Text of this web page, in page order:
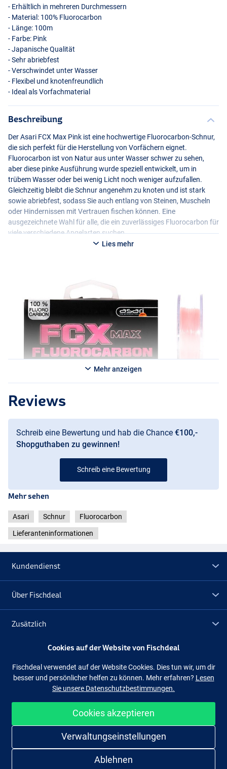
- Erhältlich in mehreren Durchmessern
- Material: 100% Fluorocarbon
- Länge: 100m
- Farbe: Pink
- Japanische Qualität
- Sehr abriebfest
- Verschwindet unter Wasser
- Flexibel und knotenfreundlich
- Ideal als Vorfachmaterial
Beschreibung
Der Asari FCX Max Pink ist eine hochwertige Fluorocarbon-Schnur,
die sich perfekt für die Herstellung von Vorfächern eignet.
Fluorocarbon ist von Natur aus unter Wasser schwer zu sehen,
aber diese pinke Ausführung wurde speziell entwickelt, um in
trübem Wasser oder bei wenig Licht noch weniger aufzufallen.
Gleichzeitig bleibt die Schnur angenehm zu knoten und ist stark
sowie abriebfest, sodass Sie auch entlang von Steinen, Muscheln
oder Hindernissen mit Vertrauen fischen können. Eine
ausgezeichnete Wahl für alle, die ein zuverlässiges Fluorocarbon für
viele verschiedene Angelarten suchen.
Lies mehr
Mehr anzeigen
Reviews
Schreib eine Bewertung und hab die Chance €100,-
Shopguthaben zu gewinnen!
Schreib eine Bewertung
Mehr sehen
Asari Schnur Fluorocarbon
Lieferanteninformationen
Kundendienst
Über Fischdeal
Zusätzlich
Lagerräumung
Facebook
Einfach und sicher shoppen
Cookies auf der Website von Fischdeal
Fischdeal verwendet auf der Website Cookies. Dies tun wir, um dir
besser und persönlicher helfen zu können. Mehr erfahren? Lesen
Sie unsere Datenschutzbestimmungen.
Cookies akzeptieren
Verwaltungseinstellungen
Ablehnen